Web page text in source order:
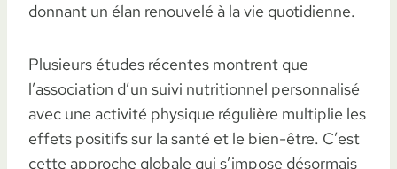
donnant un élan renouvelé à la vie quotidienne.
Plusieurs études récentes montrent que
l’association d’un suivi nutritionnel personnalisé
avec une activité physique régulière multiplie les
effets positifs sur la santé et le bien-être. C’est
cette approche globale qui s’impose désormais